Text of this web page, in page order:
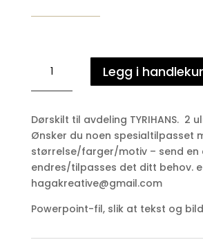
Dørskilt
Legg i
Dørskilt til avdeling TYRIHANS. 2
Ønsker du noen spesialtilpasset
størrelse/farger/motiv – send en
endres/tilpasses det ditt behov.
hagakreative@gmail.com
Powerpoint-fil, slik at tekst og